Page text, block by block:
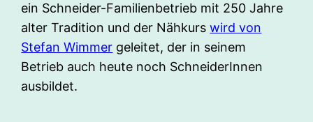
ein Schneider-Familienbetrieb mit 250 Jahre
alter Tradition und der Nähkurswird von
Stefan Wimmer geleitet, der in seinem
Betrieb auch heute noch SchneiderInnen
ausbildet.